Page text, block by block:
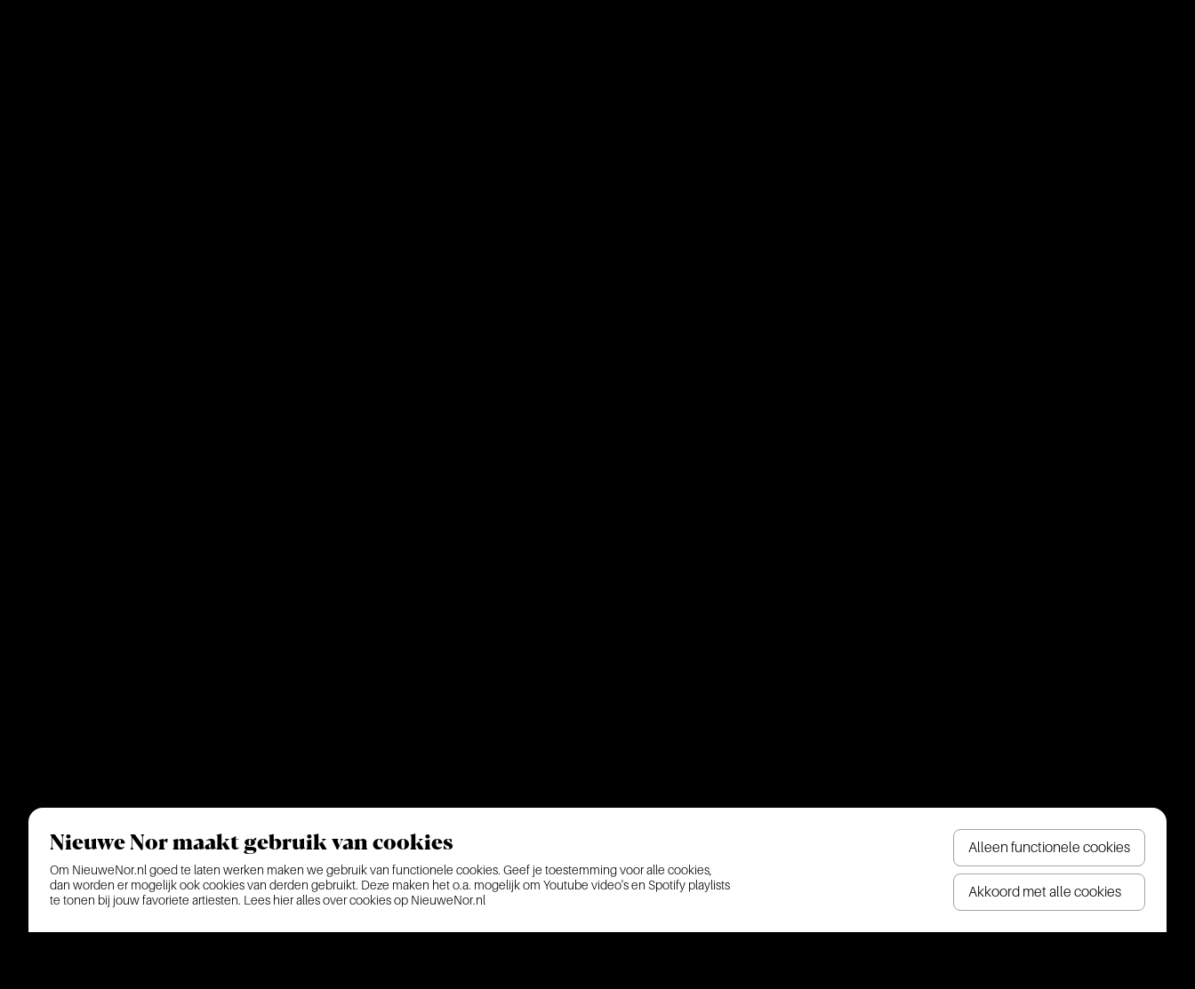
Nieuwe Nor maakt gebruik van cookies
Om NieuweNor.nl goed te laten werken maken we gebruik van functionele cookies. Geef je toestemming voor alle cookies,
dan worden er mogelijk ook cookies van derden gebruikt. Deze maken het o.a. mogelijk om Youtube video's en Spotify playlists
te tonen bij jouw favoriete artiesten. Lees hier alles over cookies op NieuweNor.nl
Alleen functionele cookies
Akkoord met alle cookies